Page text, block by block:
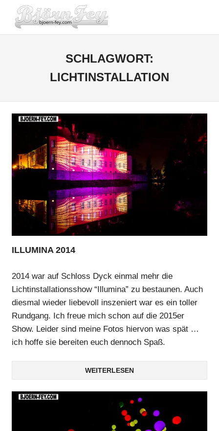
Inhalt
springen
FEY.COM
SCHLAGWORT:
LICHTINSTALLATION
ILLUMINA 2014
2014 war auf Schloss Dyck einmal mehr die
Lichtinstallationsshow “Illumina” zu bestaunen. Auch
diesmal wieder liebevoll inszeniert war es ein toller
Rundgang. Ich freue mich schon auf die 2015er
Show. Leider sind meine Fotos hiervon was spät …
ich hoffe sie bereiten euch dennoch Spaß.
WEITERLESEN